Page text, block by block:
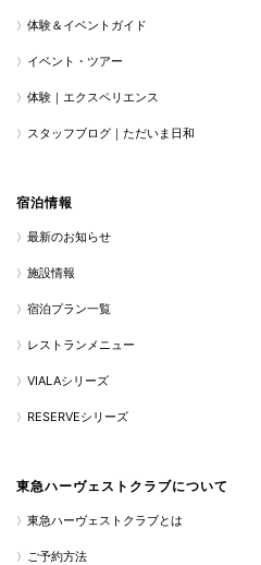
体験＆イベントガイド
イベント・ツアー
体験｜エクスペリエンス
スタッフブログ｜ただいま日和
宿泊情報
最新のお知らせ
施設情報
宿泊プラン一覧
レストランメニュー
VIALAシリーズ
RESERVEシリーズ
東急ハーヴェストクラブについて
東急ハーヴェストクラブとは
ご予約方法